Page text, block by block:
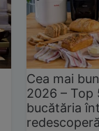
Cea mai
2026 –
bucătăria